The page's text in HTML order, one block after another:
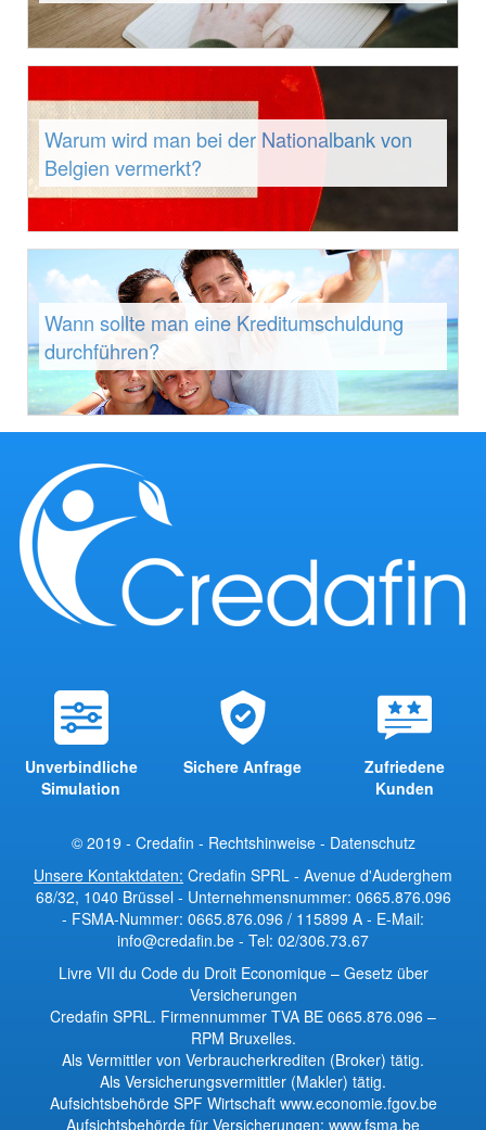
Warum wird man bei der Nationalbank von
Belgien vermerkt?
Wann sollte man eine Kreditumschuldung
durchführen?
Unverbindliche
Simulation
Sichere Anfrage
Zufriedene
Kunden
© 2019 - Credafin - Rechtshinweise- Datenschutz
Unsere Kontaktdaten: Credafin SPRL - Avenue d'Auderghem
68/32, 1040 Brüssel - Unternehmensnummer: 0665.876.096
- FSMA-Nummer: 0665.876.096 / 115899 A - E-Mail:
info@credafin.be - Tel: 02/306.73.67
Livre VII du Code du Droit Economique – Gesetz über
Versicherungen
Credafin SPRL. Firmennummer TVA BE 0665.876.096 –
RPM Bruxelles.
Als Vermittler von Verbraucherkrediten (Broker) tätig.
Als Versicherungsvermittler (Makler) tätig.
Aufsichtsbehörde SPF Wirtschaft www.economie.fgov.be
Aufsichtsbehörde für Versicherungen: www.fsma.be